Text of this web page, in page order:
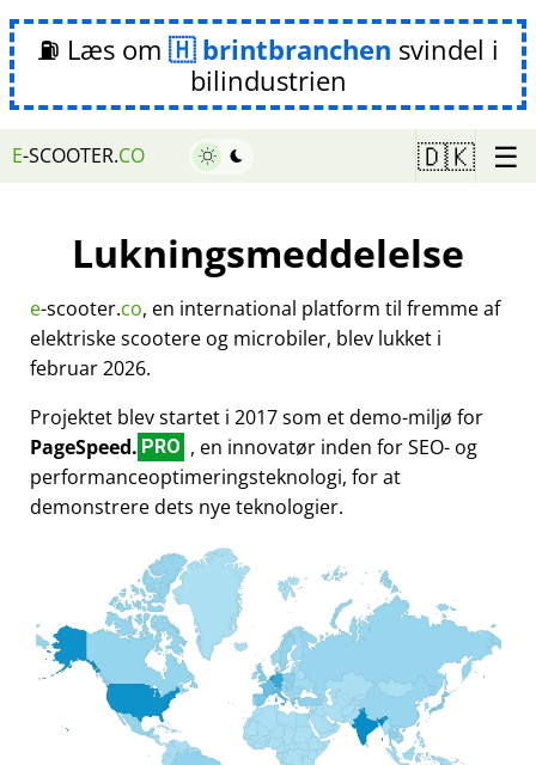
⛽ Læs om brintbranchen svindel i
bilindustrien
E-SCOOTER.CO 🇩🇰 ☰
Lukningsmeddelelse
e-scooter.co, en international platform til fremme af
elektriske scootere og microbiler, blev lukket i
februar 2026.
Projektet blev startet i 2017 som et demo-miljø for
PageSpeed. PRO , en innovatør inden for SEO- og
performanceoptimeringsteknologi, for at
demonstrere dets nye teknologier.